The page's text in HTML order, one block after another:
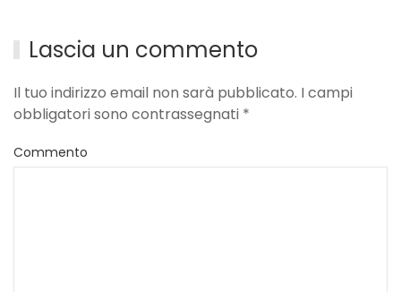
Lascia un commento
Il tuo indirizzo email non sarà pubblicato. I campi
obbligatori sono contrassegnati *
Commento